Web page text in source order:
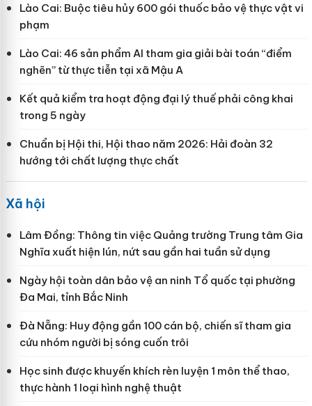
Lào Cai: Buộc tiêu hủy 600 gói thuốc bảo vệ thực vật vi
phạm
Lào Cai: 46 sản phẩm AI tham gia giải bài toán “điểm
nghẽn” từ thực tiễn tại xã Mậu A
Kết quả kiểm tra hoạt động đại lý thuế phải công khai
trong 5 ngày
Chuẩn bị Hội thi, Hội thao năm 2026: Hải đoàn 32
hướng tới chất lượng thực chất
Xã hội
Lâm Đồng: Thông tin việc Quảng trường Trung tâm Gia
Nghĩa xuất hiện lún, nứt sau gần hai tuần sử dụng
Ngày hội toàn dân bảo vệ an ninh Tổ quốc tại phường
Đa Mai, tỉnh Bắc Ninh
Đà Nẵng: Huy động gần 100 cán bộ, chiến sĩ tham gia
cứu nhóm người bị sóng cuốn trôi
Học sinh được khuyến khích rèn luyện 1 môn thể thao,
thực hành 1 loại hình nghệ thuật